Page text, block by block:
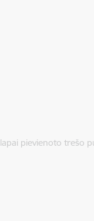
pievienoto trešo